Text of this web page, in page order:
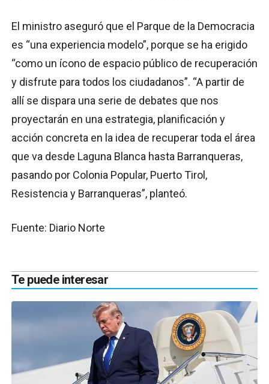
El ministro aseguró que el Parque de la Democracia
es “una experiencia modelo”, porque se ha erigido
“como un ícono de espacio público de recuperación
y disfrute para todos los ciudadanos”. “A partir de
allí se dispara una serie de debates que nos
proyectarán en una estrategia, planificación y
acción concreta en la idea de recuperar toda el área
que va desde Laguna Blanca hasta Barranqueras,
pasando por Colonia Popular, Puerto Tirol,
Resistencia y Barranqueras”, planteó.
Fuente: Diario Norte
Te puede interesar